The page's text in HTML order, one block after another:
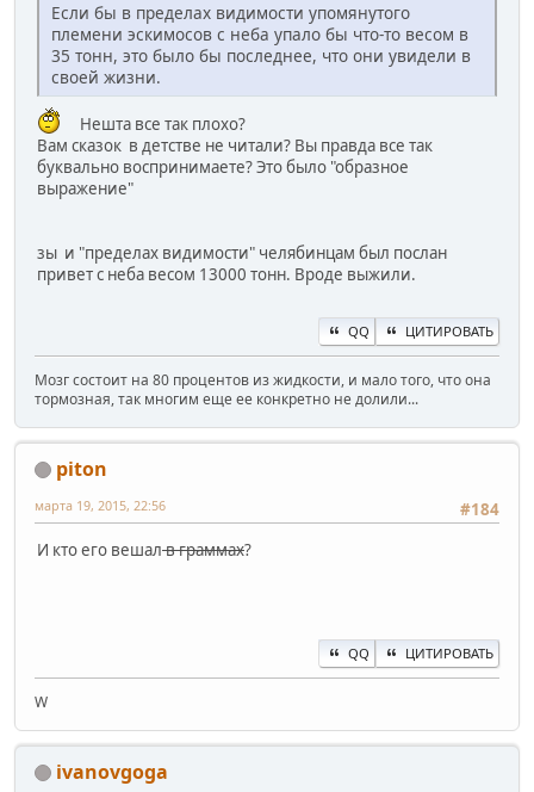
Если бы в пределах видимости упомянутого
племени эскимосов с неба упало бы что-то весом в
35 тонн, это было бы последнее, что они увидели в
своей жизни.
Нешта все так плохо?
Вам сказок в детстве не читали? Вы правда все так
буквально воспринимаете? Это было "образное
выражение"
зы и "пределах видимости" челябинцам был послан
привет с неба весом 13000 тонн. Вроде выжили.
QQ ЦИТИРОВАТЬ
Мозг состоит на 80 процентов из жидкости, и мало того, что она
тормозная, так многим еще ее конкретно не долили...
piton
#184
марта 19, 2015, 22:56
И кто его вешалв граммах?
QQ ЦИТИРОВАТЬ
W
ivanovgoga